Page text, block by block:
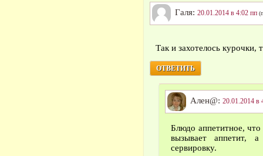
Галя: 20.01.2014 в 4:02 пп
Так и захотелось курочки,
ОТВЕТИТЬ
Ален@: 20.01.2014 в
Блюдо аппетитное, что
вызывает аппетит,
сервировку.